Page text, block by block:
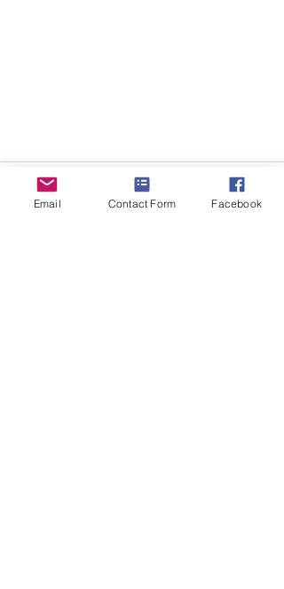
Email Contact Form Facebook